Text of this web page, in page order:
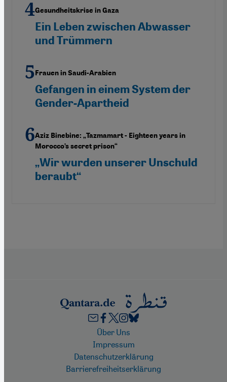
Gesundheitskrise in Gaza
Ein Leben zwischen Abwasser
und Trümmern
Frauen in Saudi-Arabien
Gefangen in einem System der
Gender-Apartheid
Aziz Binebine: „Tazmamart - Eighteen years in
Morocco’s secret prison“
„Wir wurden unserer Unschuld
beraubt“
FooterÜber Uns
Impressum
Datenschutzerklärung
Barrierefreiheitserklärung